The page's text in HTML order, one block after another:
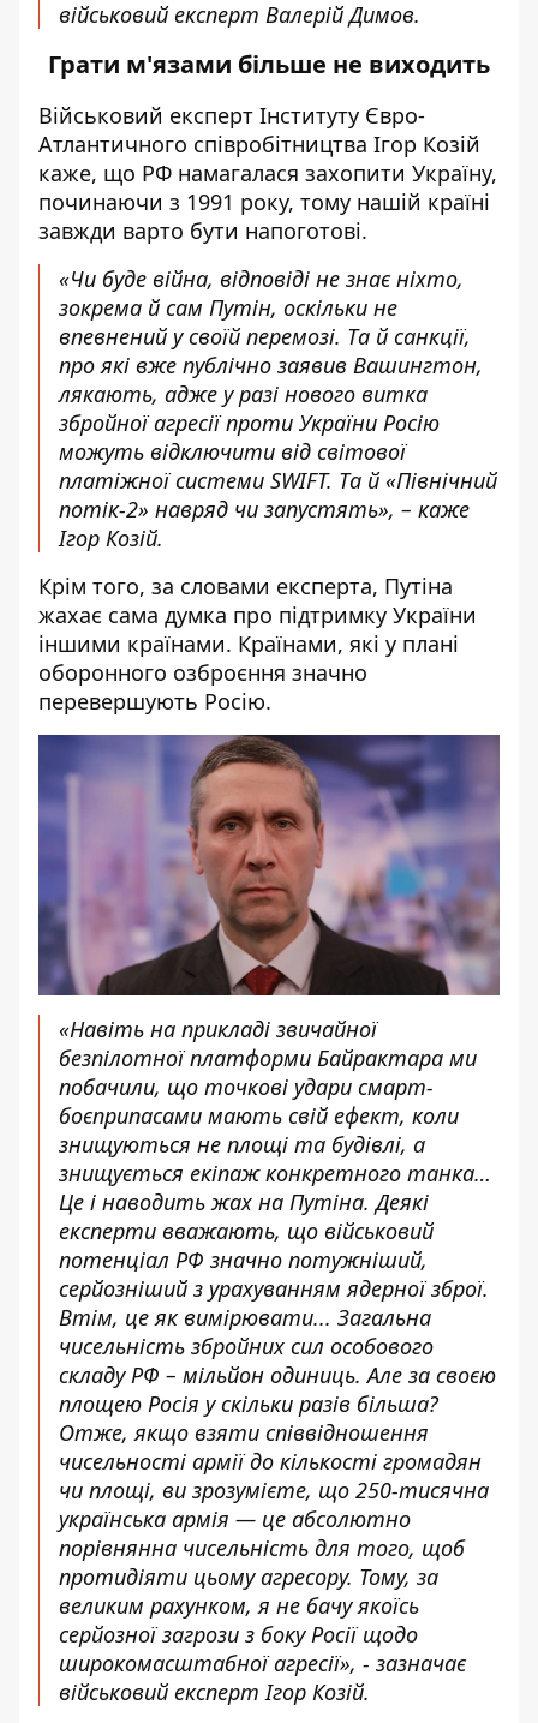
військовий експерт Валерій Димов.
Грати м'язами більше не виходить
Військовий експерт Інституту Євро-
Атлантичного співробітництва Ігор Козій
каже, що РФ намагалася захопити Україну,
починаючи з 1991 року, тому нашій країні
завжди варто бути напоготові.
«Чи буде війна, відповіді не знає ніхто,
зокрема й сам Путін, оскільки не
впевнений у своїй перемозі. Та й санкції,
про які вже публічно заявив Вашингтон,
лякають, адже у разі нового витка
збройної агресії проти України Росію
можуть відключити від світової
платіжної системи SWIFT. Та й «Північний
потік-2» навряд чи запустять», – каже
Ігор Козій.
Крім того, за словами експерта, Путіна
жахає сама думка про підтримку України
іншими країнами. Країнами, які у плані
оборонного озброєння значно
перевершують Росію.
«Навіть на прикладі звичайної
безпілотної платформи Байрактара ми
побачили, що точкові удари смарт-
боєприпасами мають свій ефект, коли
знищуються не площі та будівлі, а
знищується екіпаж конкретного танка…
Це і наводить жах на Путіна. Деякі
експерти вважають, що військовий
потенціал РФ значно потужніший,
серйозніший з урахуванням ядерної зброї.
Втім, це як вимірювати... Загальна
чисельність збройних сил особового
складу РФ – мільйон одиниць. Але за своєю
площею Росія у скільки разів більша?
Отже, якщо взяти співвідношення
чисельності армії до кількості громадян
чи площі, ви зрозумієте, що 250-тисячна
українська армія — це абсолютно
порівнянна чисельність для того, щоб
протидіяти цьому агресору. Тому, за
великим рахунком, я не бачу якоїсь
серйозної загрози з боку Росії щодо
широкомасштабної агресії», - зазначає
військовий експерт Ігор Козій.